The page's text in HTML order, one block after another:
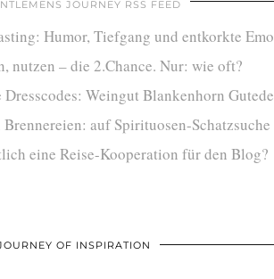
JOURNEY RSS FEED
Humor, Tiefgang und entkorkte
nutzen – die 2.Chance. Nur: wie oft?
Weingut Blankenhorn
auf Spirituosen-Schatzsuche
eine Reise-Kooperation für den Blog?
OF INSPIRATION